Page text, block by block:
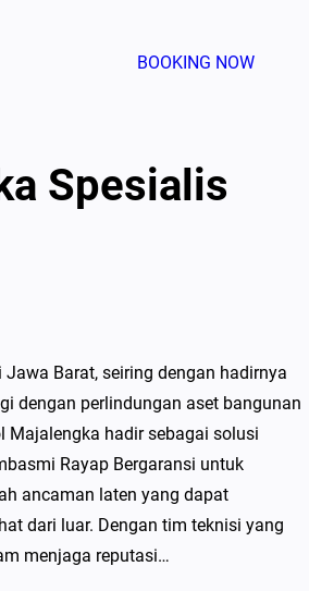
BOOKING NOW
Spesialis
Barat, seiring dengan hadirnya
dengan perlindungan aset bangunan
Majalengka hadir sebagai solusi
Rayap Bergaransi untuk
ancaman laten yang dapat
dari luar. Dengan tim teknisi yang
menjaga reputasi…